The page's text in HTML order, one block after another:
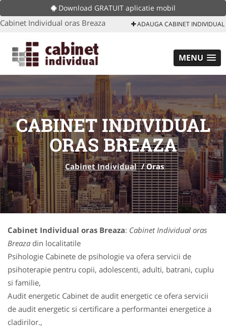
Download GRATUIT aplicatie mobil
Cabinet Individual oras Breaza ADAUGA CABINET INDIVIDUAL
MENU
CABINET INDIVIDUAL
ORAS BREAZA
Cabinet Individual /Oras
Cabinet Individual oras Breaza: Cabinet Individual oras
Breaza din localitatile
Psihologie Cabinete de psihologie va ofera servicii de
psihoterapie pentru copii, adolescenti, adulti, batrani, cuplu
si familie,
Audit energetic Cabinet de audit energetic ce ofera servicii
de audit energetic si certificare a performantei energetice a
cladirilor.,